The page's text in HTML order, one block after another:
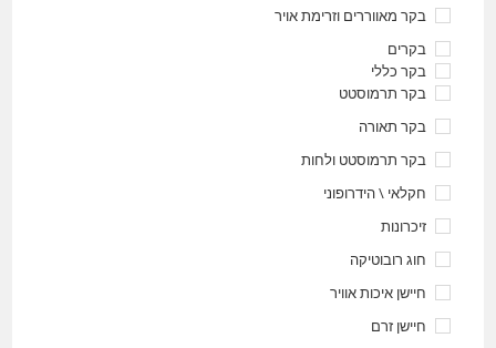
בקר מאווררים וזרימת אויר
בקרים
בקר כללי
בקר תרמוסטט
בקר תאורה
בקר תרמוסטט ולחות
חקלאי \ הידרופוני
זיכרונות
חוג רובוטיקה
חיישן איכות אוויר
חיישן זרם